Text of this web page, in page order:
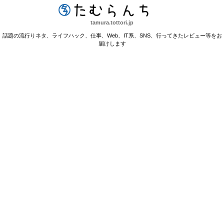
たむらんち
tamura.tottori.jp
話題の流行りネタ、ライフハック、仕事、Web、IT系、SNS、行ってきたレビュー等をお
届けします